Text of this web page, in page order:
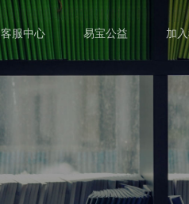
客服中心 易宝公益 加